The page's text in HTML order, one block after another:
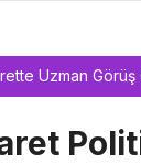
Uzman Görüş